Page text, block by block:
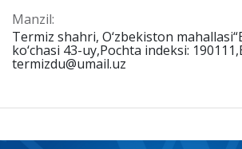
Manzil:
Termiz shahri, O‘zbekiston
ko‘chasi 43-uy,Pochta indeksi:
termizdu@umail.uz